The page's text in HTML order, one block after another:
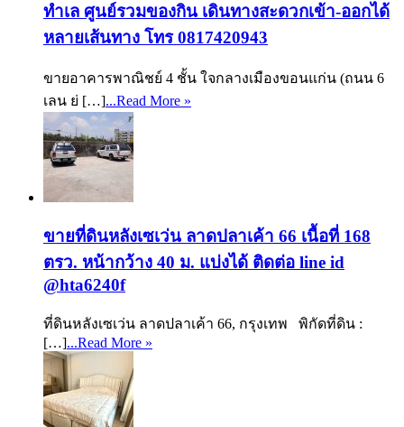
ทำเล ศูนย์รวมของกิน เดินทางสะดวกเข้า-ออกได้
หลายเส้นทาง โทร 0817420943
ขายอาคารพาณิชย์ 4 ชั้น ใจกลางเมืองขอนแก่น (ถนน 6
เลน ย่ […]...Read More »
ขายที่ดินหลังเซเว่น ลาดปลาเค้า 66 เนื้อที่ 168
ตรว. หน้ากว้าง 40 ม. แบ่งได้ ติดต่อ line id
@hta6240f
ที่ดินหลังเซเว่น ลาดปลาเค้า 66, กรุงเทพ พิกัดที่ดิน :
[…]...Read More »